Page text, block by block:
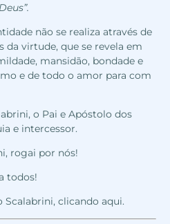
não se realiza através de
da virtude, que se revela em
mansidão, bondade e
e de todo o amor para com
o Pai e Apóstolo dos
e intercessor.
rogai por nós!
todos!
Scalabrini, clicando aqui.